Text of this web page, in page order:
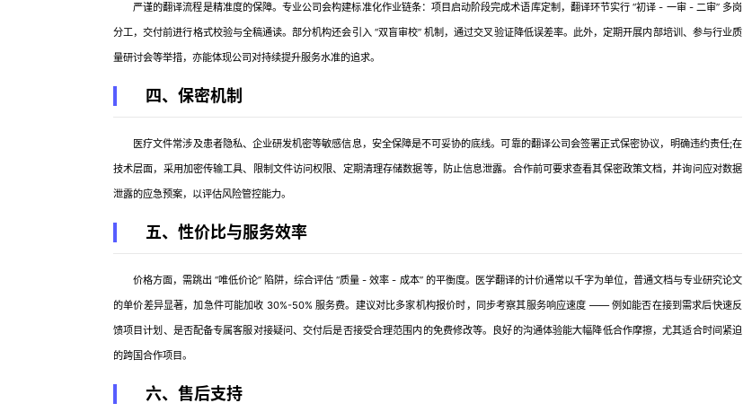
严谨的翻译流程是精准度的保障。专业公司会构建标准化作业链条：项目启动阶段完成术语库定制，翻译环节实行 “初译 - 一审 - 二审” 多岗
分工，交付前进行格式校验与全稿通读。部分机构还会引入 “双盲审校” 机制，通过交叉验证降低误差率。此外，定期开展内部培训、参与行业质
量研讨会等举措，亦能体现公司对持续提升服务水准的追求。
四、保密机制
医疗文件常涉及患者隐私、企业研发机密等敏感信息，安全保障是不可妥协的底线。可靠的翻译公司会签署正式保密协议，明确违约责任;在
技术层面，采用加密传输工具、限制文件访问权限、定期清理存储数据等，防止信息泄露。合作前可要求查看其保密政策文档，并询问应对数据
泄露的应急预案，以评估风险管控能力。
五、性价比与服务效率
价格方面，需跳出 “唯低价论” 陷阱，综合评估 “质量 - 效率 - 成本” 的平衡度。医学翻译的计价通常以千字为单位，普通文档与专业研究论文
的单价差异显著，加急件可能加收 30%-50% 服务费。建议对比多家机构报价时，同步考察其服务响应速度 —— 例如能否在接到需求后快速反
馈项目计划、是否配备专属客服对接疑问、交付后是否接受合理范围内的免费修改等。良好的沟通体验能大幅降低合作摩擦，尤其适合时间紧迫
的跨国合作项目。
六、售后支持